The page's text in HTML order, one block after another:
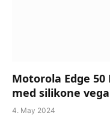
Motorola Edge
med silikone
4. May 2024